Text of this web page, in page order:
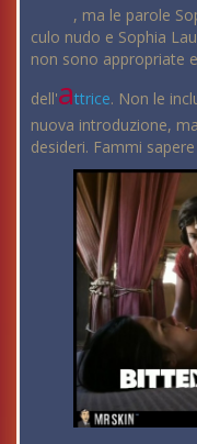
, ma le parole
culo nudo e Sophia
non sono appropriate
dell'attrice. Non le
nuova introduzione,
desideri. Fammi